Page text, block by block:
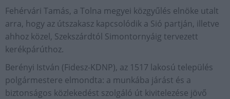
Fehérvári Tamás, a Tolna megyei közgyűlés elnöke utalt
arra, hogy az útszakasz kapcsolódik a Sió partján, illetve
ahhoz közel, Szekszárdtól Simontornyáig tervezett
kerékpárúthoz.
Berényi István (Fidesz-KDNP), az 1517 lakosú település
polgármestere elmondta: a munkába járást és a
biztonságos közlekedést szolgáló út kivitelezése jövő